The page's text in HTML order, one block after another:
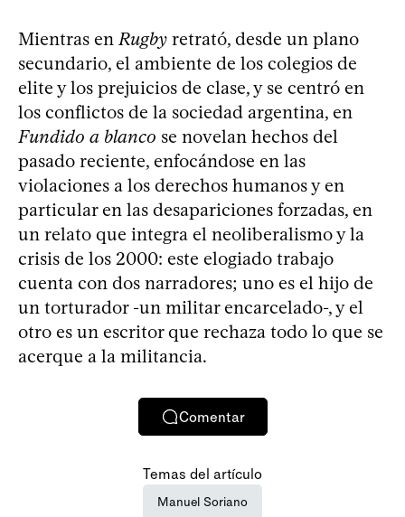
Mientras enRugby retrató, desde un plano
secundario, el ambiente de los colegios de
elite y los prejuicios de clase, y se centró en
los conflictos de la sociedad argentina, en
Fundido a blanco se novelan hechos del
pasado reciente, enfocándose en las
violaciones a los derechos humanos y en
particular en las desapariciones forzadas, en
un relato que integra el neoliberalismo y la
crisis de los 2000: este elogiado trabajo
cuenta con dos narradores; uno es el hijo de
un torturador -un militar encarcelado-, y el
otro es un escritor que rechaza todo lo que se
acerque a la militancia.
Comentar
Temas del artículo
Manuel Soriano